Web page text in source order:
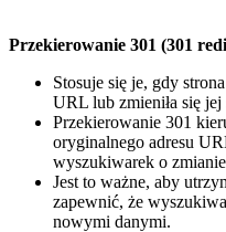
Przekierowanie 301 (301
Stosuje się je, gdy
URL lub zmieniła się jej
Przekierowanie 301
oryginalnego adresu
wyszukiwarek o
Jest to ważne, aby
zapewnić, że
nowymi danymi.